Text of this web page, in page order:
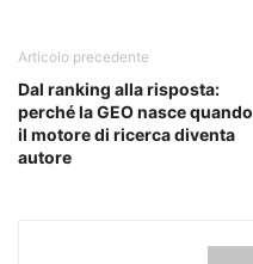
Articolo precedente
Dal ranking alla risposta:
perché la GEO nasce quando
il motore di ricerca diventa
autore